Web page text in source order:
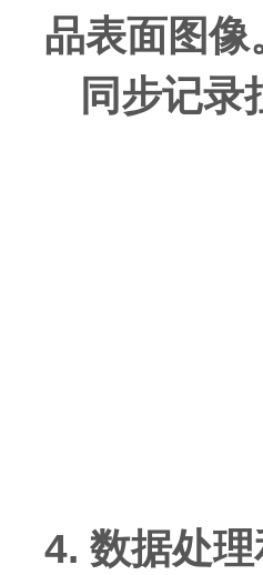
品表面图像
同步记录
4. 数据处理